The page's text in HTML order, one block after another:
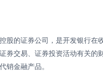
股的证券公司，是开发银行
券交易、证券投资活动有关的
销金融产品。